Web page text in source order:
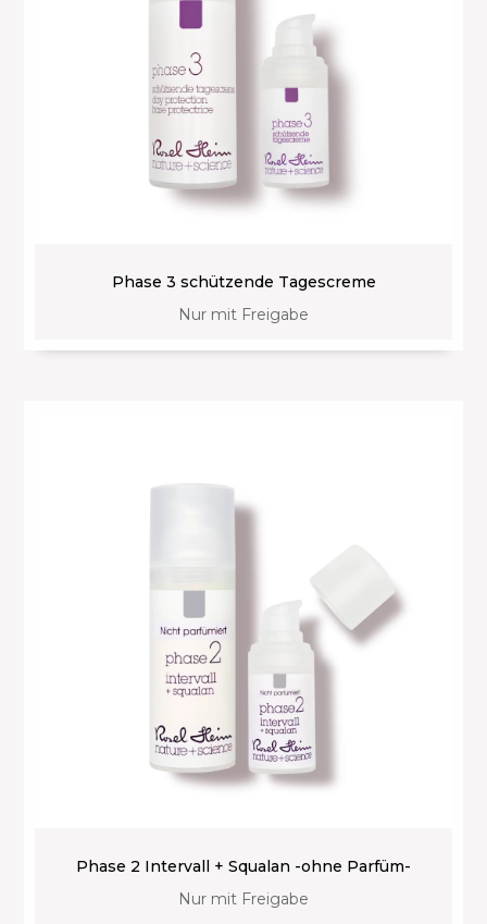
Phase 3 schützende Tagescreme
Nur mit Freigabe
Phase 2 Intervall + Squalan -ohne Parfüm-
Nur mit Freigabe